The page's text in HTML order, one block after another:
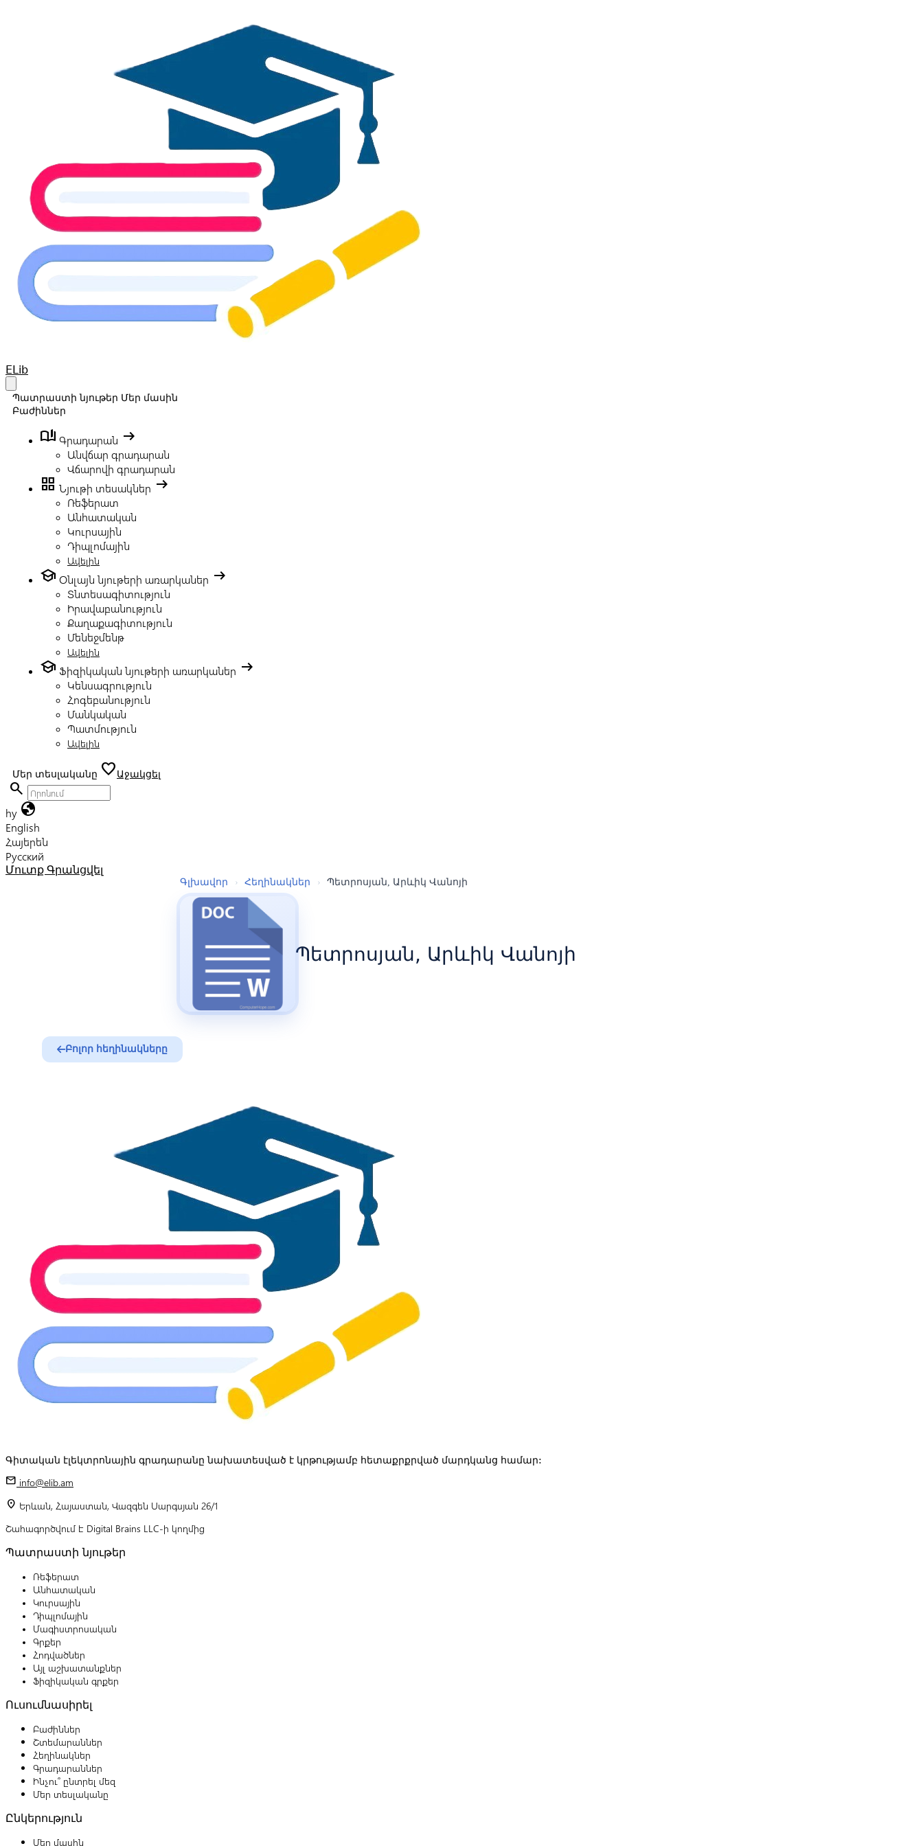
Your Company
ELib
Պատրաստի նյութեր Մեր մասին
Բաժիններ
book_ribbon Գրադարան arrow_right_alt
Անվճար գրադարան
Վճարովի գրադարան
grid_view Նյութի տեսակներ arrow_right_alt
Ռեֆերատ
Անհատական
Կուրսային
Դիպլոմային
Ավելին
school Օնլայն նյութերի առարկաներ arrow_right_alt
Տնտեսագիտություն
Իրավաբանություն
Քաղաքագիտություն
Մենեջմենթ
Ավելին
school Ֆիզիկական նյութերի առարկաներ arrow_right_alt
Կենսագրություն
Հոգեբանություն
Մանկական
Պատմություն
Ավելին
Մեր տեսլականը favoriteԱջակցել
search
hy globe
English
Հայերեն
Русский
Մուտք Գրանցվել
Գլխավոր › Հեղինակներ › Պետրոսյան, Արևիկ Վանոյի
Պետրոսյան, Արևիկ Վանոյի
Բոլոր հեղինակները
Գիտական էլեկտրոնային գրադարանը նախատեսված է կրթությամբ հետաքրքրված մարդկանց համար:
mail info@elib.am
location_on Երևան, Հայաստան, Վազգեն Սարգսյան 26/1
Շահագործվում է Digital Brains LLC-ի կողմից
Պատրաստի նյութեր
Ռեֆերատ
Անհատական
Կուրսային
Դիպլոմային
Մագիստրոսական
Գրքեր
Հոդվածներ
Այլ աշխատանքներ
Ֆիզիկական գրքեր
Ուսումնասիրել
Բաժիններ
Շտեմարաններ
Հեղինակներ
Գրադարաններ
Ինչու՞ ընտրել մեզ
Մեր տեսլականը
Ընկերություն
Մեր մասին